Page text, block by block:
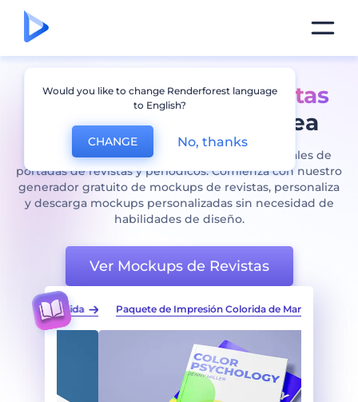
Crea mockups derevistas
impresionantes en línea
Promociona tu marca con mockups profesionales de
portadas de revistas y periódicos. Comienza con nuestro
generador gratuito de mockups de revistas, personaliza
y descarga mockups personalizadas sin necesidad de
habilidades de diseño.
Ver Mockups de Revistas
Paquete de Impresión Colorida de Manuales
Would you like to change Renderforest language
to English?
CHANGE No, thanks